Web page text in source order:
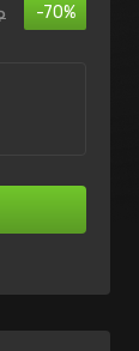
-70%